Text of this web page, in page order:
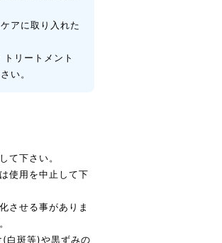
アに取り入れた
リートメント
い。
て下さい。
使用を中止して下
させる事がありま
白斑等)や黒ずみの